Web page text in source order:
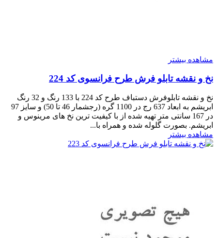
مشاهده بیشتر
نخ و نقشه تابلو فرش طرح فرانسوی کد 224
نخ و نقشه تابلوفرش دستباف طرح کد 224 با 133 رنگ و 32 رنگ
ابریشم به ابعاد 637 رج در 1100 گره (رجشمار 46 تا 50) و سایز 97
در 167 سانتی متر تهیه شده از با کیفیت ترین نخ های مرینوس و
ابریشم. بصورت گلوله شده و همراه با...
مشاهده بیشتر